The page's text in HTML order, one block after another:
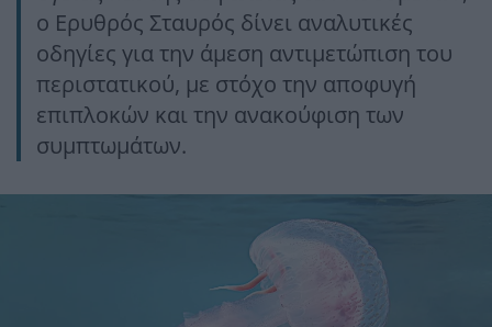
ο Ερυθρός Σταυρός δίνει αναλυτικές
οδηγίες για την άμεση αντιμετώπιση του
περιστατικού, με στόχο την αποφυγή
επιπλοκών και την ανακούφιση των
συμπτωμάτων.